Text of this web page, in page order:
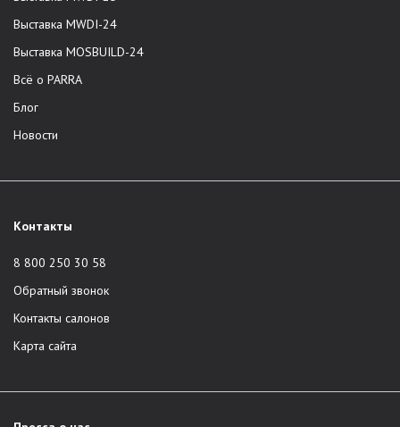
компания не задействует третьих лиц.
Корпоративная служба сервиса.
Профессиональная сборка и доставка в один день.
Возможность приобретения мебели по
индивидуальному проекту клиента.
Срок гарантии составляет 2 года на любое изделие.
Выставка MWDI-24
Выставка MOSBUILD-24
Всё о PARRA
Блог
Новости
Контакты
8 800 250 30 58
Обратный звонок
Контакты салонов
Карта сайта